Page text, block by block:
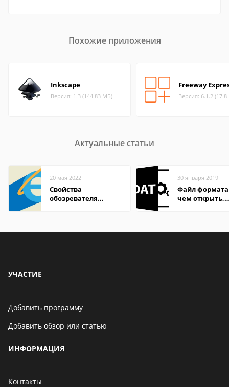
Похожие приложения
Inkscape
Версия: 1.3 (144.83 МБ)
Freeway
Версия: 6.1.2
Актуальные статьи
20 мая 2022
Свойства
обозревателя
30 января 2019
Файл формата
чем открыть,
УЧАСТИЕ
Добавить программу
Добавить обзор или статью
ИНФОРМАЦИЯ
Контакты